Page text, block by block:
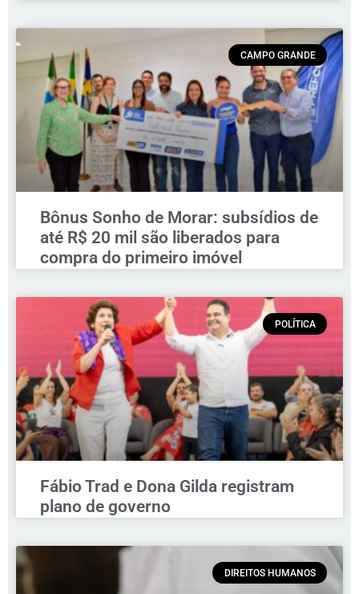
CAMPO GRANDE
Bônus Sonho de Morar: subsídios de
até R$ 20 mil são liberados para
compra do primeiro imóvel
POLÍTICA
Fábio Trad e Dona Gilda registram
plano de governo
DIREITOS HUMANOS